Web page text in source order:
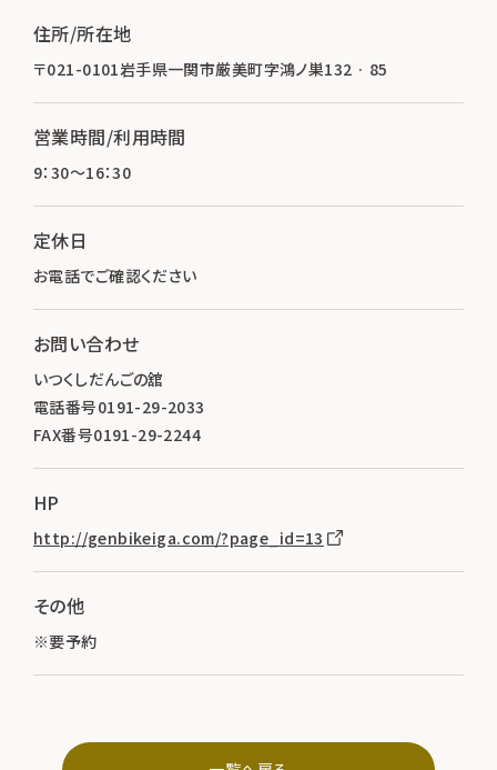
住所/所在地
〒021-0101岩手県一関市厳美町字鴻ノ巣132 · 85
営業時間/利用時間
9：30～16：30
定休日
お電話でご確認ください
お問い合わせ
いつくしだんごの舘
電話番号0191-29-2033
FAX番号0191-29-2244
HP
http://genbikeiga.com/?page_id=13
その他
※要予約